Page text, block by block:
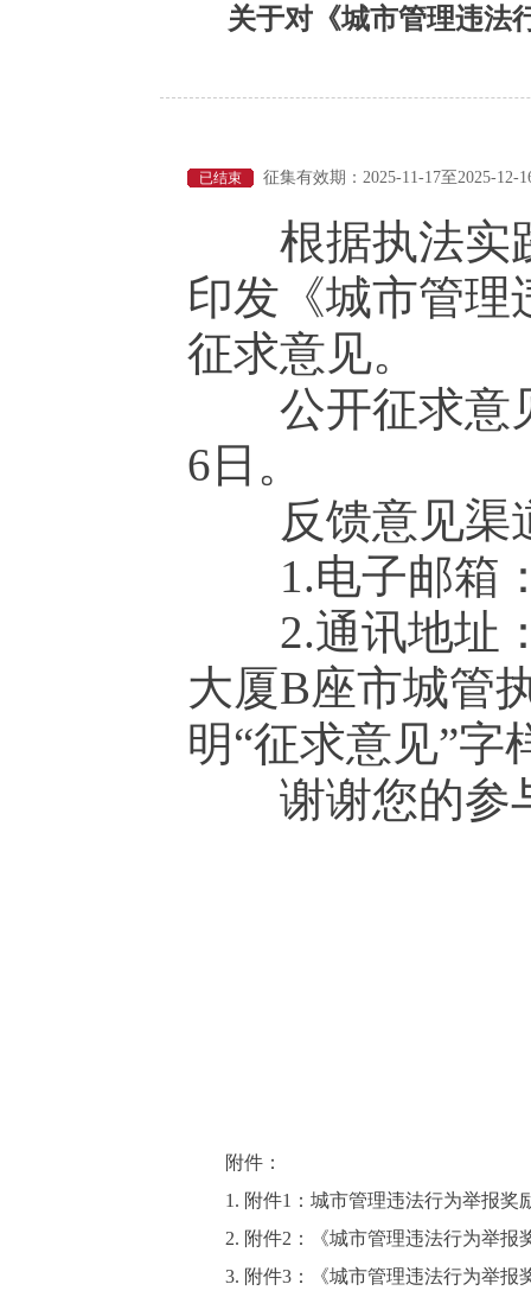
关于对《城市管理违法
已结束 征集有效期：2025-11-17至2025-12-
根据执法实践
印发《城市管理
征求意见。
公开征求意见
6日。
反馈意见渠
1.电子邮箱：
2.通讯地址：
大厦B座市城管
明“征求意见”字
谢谢您的参
附件：
1. 附件1：城市管理违法行为举报奖
2. 附件2：《城市管理违法行为举报
3. 附件3：《城市管理违法行为举报